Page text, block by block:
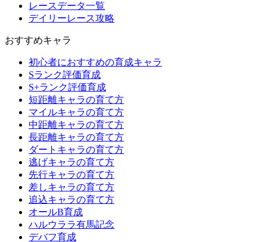
レースデータ一覧
デイリーレース攻略
おすすめキャラ
初心者におすすめの育成キャラ
Sランク評価育成
S+ランク評価育成
短距離キャラの育て方
マイルキャラの育て方
中距離キャラの育て方
長距離キャラの育て方
ダートキャラの育て方
逃げキャラの育て方
先行キャラの育て方
差しキャラの育て方
追込キャラの育て方
オールB育成
ハルウララ有馬記念
デバフ育成